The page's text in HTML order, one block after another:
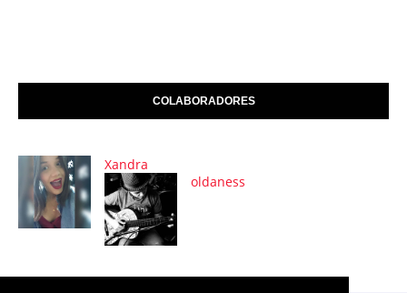
COLABORADORES
Xandra
oldaness